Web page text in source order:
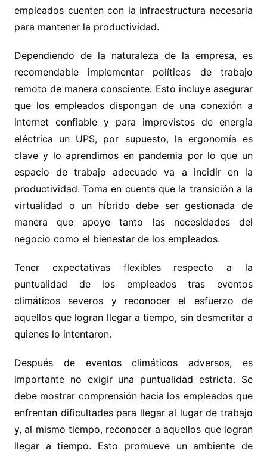
empleados cuenten con la infraestructura necesaria
para mantener la productividad.
Dependiendo de la naturaleza de la empresa, es
recomendable implementar políticas de trabajo
remoto de manera consciente. Esto incluye asegurar
que los empleados dispongan de una conexión a
internet confiable y para imprevistos de energía
eléctrica un UPS, por supuesto, la ergonomía es
clave y lo aprendimos en pandemia por lo que un
espacio de trabajo adecuado va a incidir en la
productividad. Toma en cuenta que la transición a la
virtualidad o un híbrido debe ser gestionada de
manera que apoye tanto las necesidades del
negocio como el bienestar de los empleados.
Tener expectativas flexibles respecto a la
puntualidad de los empleados tras eventos
climáticos severos y reconocer el esfuerzo de
aquellos que logran llegar a tiempo, sin desmeritar a
quienes lo intentaron.
Después de eventos climáticos adversos, es
importante no exigir una puntualidad estricta. Se
debe mostrar comprensión hacia los empleados que
enfrentan dificultades para llegar al lugar de trabajo
y, al mismo tiempo, reconocer a aquellos que logran
llegar a tiempo. Esto promueve un ambiente de